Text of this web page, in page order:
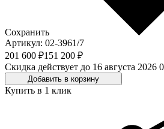
Сохранить
Артикул: 02-3961/7
201 600 ₽151 200 ₽
Скидка действует до 16 августа 2026
Добавить в корзину
Купить в 1 клик